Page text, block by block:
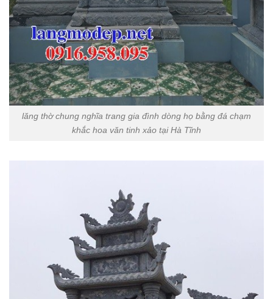
lăng thờ chung nghĩa trang gia đình dòng họ bằng đá chạm
khắc hoa văn tinh xảo tại Hà Tĩnh